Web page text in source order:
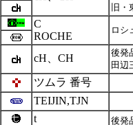
旧・
C
ROCHE
ロシ
cH、CH
後発
田辺
ツムラ 番号
TEIJIN,TJN
t 後発